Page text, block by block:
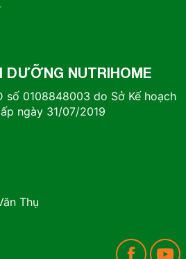
DƯỠNG NUTRIHOME
số 0108848003 do Sở Kế hoạch
ngày 31/07/2019
Thụ